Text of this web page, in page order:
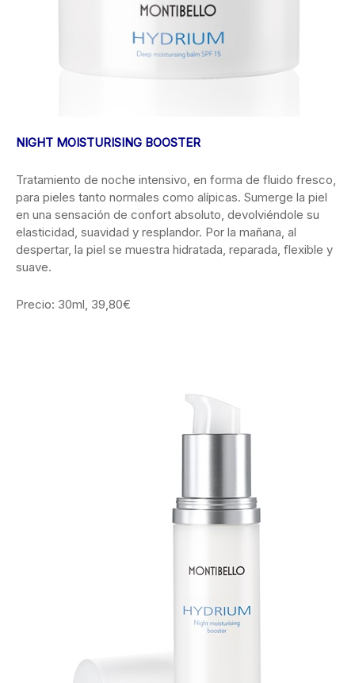
NIGHT MOISTURISING BOOSTER
Tratamiento de noche intensivo, en forma de fluido fresco,
para pieles tanto normales como alípicas. Sumerge la piel
en una sensación de confort absoluto, devolviéndole su
elasticidad, suavidad y resplandor. Por la mañana, al
despertar, la piel se muestra hidratada, reparada, flexible y
suave.
Precio: 30ml, 39,80€